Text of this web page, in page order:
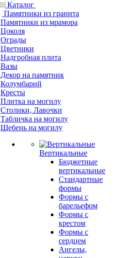
Каталог
Памятники из гранита
Памятники из мрамора
Цоколя
Ограды
Цветники
Надгробная плита
Вазы
Декор на памятник
Колумбарий
Кресты
Плитка на могилу
Столики, Лавочки
Табличка на могилу
Щебень на могилу
Вертикальные
Бюджетные
вертикальные
Стандартные
формы
Формы с
барельефом
Формы с
крестом
Формы с
сердцем
Ангелы,